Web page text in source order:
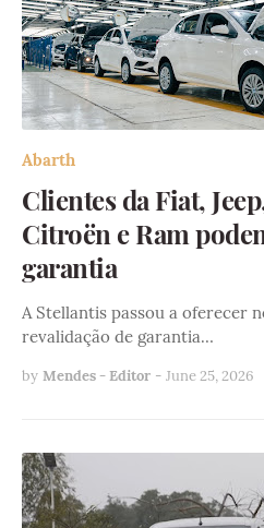
Abarth
Clientes da Fiat,
Citroën e Ram
garantia
A Stellantis passou a oferecer
revalidação de garantia…
by Mendes - Editor - June 25, 2026